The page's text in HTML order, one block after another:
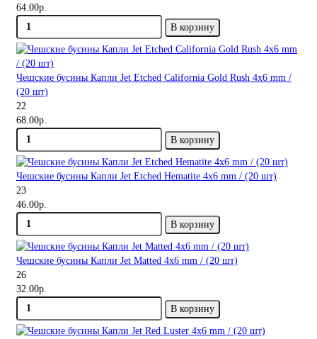
64.00р.
В корзину
Чешские бусины Капли Jet Etched California Gold Rush 4x6 mm /
(20 шт)
22
68.00р.
В корзину
Чешские бусины Капли Jet Etched Hematite 4x6 mm / (20 шт)
23
46.00р.
В корзину
Чешские бусины Капли Jet Matted 4x6 mm / (20 шт)
26
32.00р.
В корзину